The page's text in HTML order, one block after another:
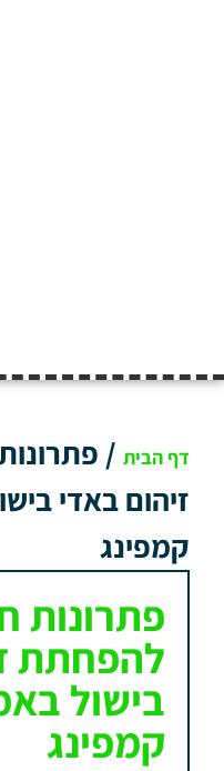
דף הבית /
זיהום באדי
קמפינג
פתרונות
להפחתת
בישול
קמפינג